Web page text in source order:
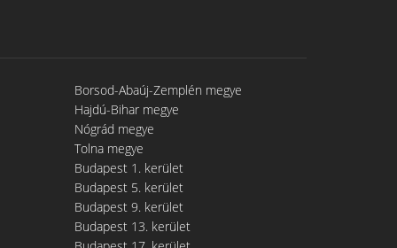
Borsod-Abaúj-Zemplén megye
Hajdú-Bihar megye
Nógrád megye
Tolna megye
Budapest 1. kerület
Budapest 5. kerület
Budapest 9. kerület
Budapest 13. kerület